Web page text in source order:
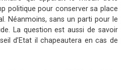
politique pour conserver sa place
Néanmoins, sans un parti pour le
La question est aussi de savoir
d’Etat il chapeautera en cas de